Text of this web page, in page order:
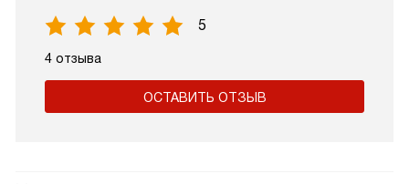
5
4 отзыва
ОСТАВИТЬ ОТЗЫВ